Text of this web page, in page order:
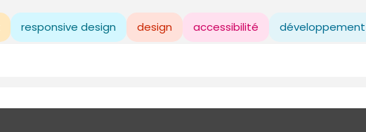
responsive design design accessibilité développement